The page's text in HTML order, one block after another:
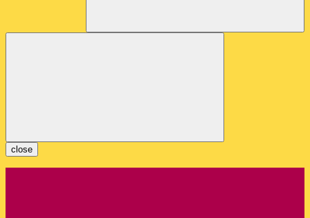
close